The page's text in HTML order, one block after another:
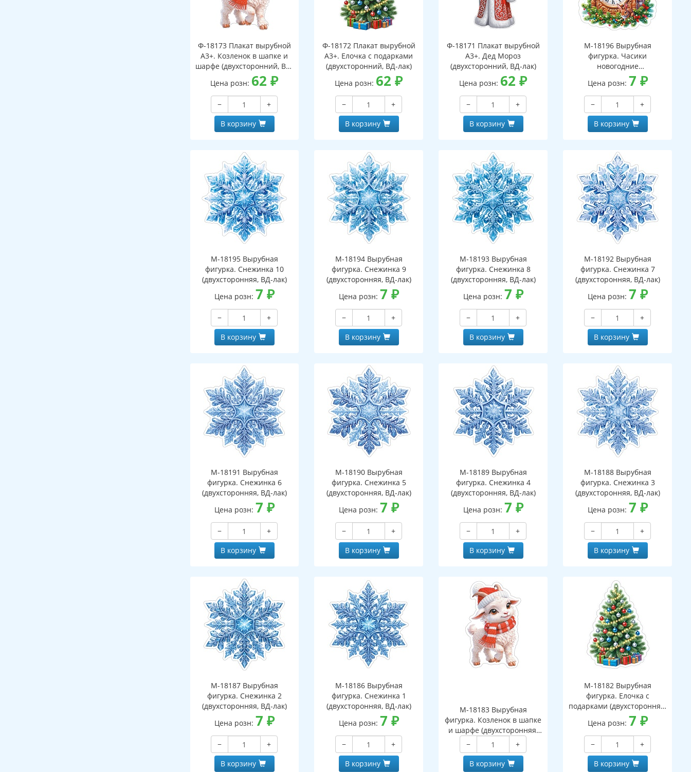
Ф-18173 Плакат вырубной
А3+. Козленок в шапке и
шарфе (двухсторонний, ВД-
Цена розн: 62₽
−
+
В корзину
Ф-18172 Плакат вырубной
А3+. Елочка с подарками
(двухсторонний, ВД-лак)
Цена розн: 62₽
−
+
В корзину
Ф-18171 Плакат вырубной
А3+. Дед Мороз
(двухсторонний, ВД-лак)
Цена розн: 62₽
−
+
В корзину
М-18196 Вырубная
фигурка. Часики
новогодние
(двухсторонняя, ВД-лак)
Цена розн: 7 ₽
−
+
В корзину
М-18195 Вырубная
фигурка. Снежинка 10
(двухсторонняя, ВД-лак)
Цена розн: 7 ₽
−
+
В корзину
М-18194 Вырубная
фигурка. Снежинка 9
(двухсторонняя, ВД-лак)
Цена розн: 7 ₽
−
+
В корзину
М-18193 Вырубная
фигурка. Снежинка 8
(двухсторонняя, ВД-лак)
Цена розн: 7 ₽
−
+
В корзину
М-18192 Вырубная
фигурка. Снежинка 7
(двухсторонняя, ВД-лак)
Цена розн: 7 ₽
−
+
В корзину
М-18191 Вырубная
фигурка. Снежинка 6
(двухсторонняя, ВД-лак)
Цена розн: 7 ₽
−
+
В корзину
М-18190 Вырубная
фигурка. Снежинка 5
(двухсторонняя, ВД-лак)
Цена розн: 7 ₽
−
+
В корзину
М-18189 Вырубная
фигурка. Снежинка 4
(двухсторонняя, ВД-лак)
Цена розн: 7 ₽
−
+
В корзину
М-18188 Вырубная
фигурка. Снежинка 3
(двухсторонняя, ВД-лак)
Цена розн: 7 ₽
−
+
В корзину
М-18187 Вырубная
фигурка. Снежинка 2
(двухсторонняя, ВД-лак)
Цена розн: 7 ₽
−
+
В корзину
М-18186 Вырубная
фигурка. Снежинка 1
(двухсторонняя, ВД-лак)
Цена розн: 7 ₽
−
+
В корзину
М-18183 Вырубная
фигурка. Козленок в шапке
и шарфе (двухсторонняя,
ВД-лак)
−
+
В корзину
М-18182 Вырубная
фигурка. Елочка с
подарками (двухсторонняя,
ВД-лак)
Цена розн: 7 ₽
−
+
В корзину